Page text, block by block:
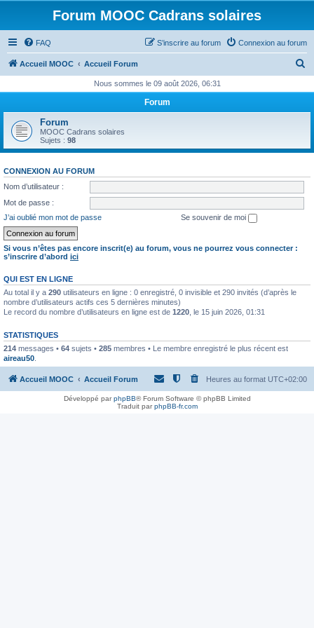
Forum MOOC Cadrans solaires
FAQ Connexion au forum
S’inscrire au forum
Accueil MOOC Accueil Forum
h
r
Nous sommes le 09 août 2026, 06:31
Forum
Forum
MOOC Cadrans solaires
Sujets : 98
CONNEXION AU FORUM
Nom d’utilisateur :
Mot de passe :
J’ai oublié mon mot de passe
Se souvenir de moi
Si vous n’êtes pas encore inscrit(e) au forum, vous ne pourrez vous connecter :
s’inscrire d’abord ici
QUI EST EN LIGNE
Au total il y a 290 utilisateurs en ligne : 0 enregistré, 0 invisible et 290 invités (d’après le
nombre d’utilisateurs actifs ces 5 dernières minutes)
Le record du nombre d’utilisateurs en ligne est de 1220 , le 15 juin 2026, 01:31
STATISTIQUES
214 messages • 64 sujets • 285 membres • Le membre enregistré le plus récent est
aireau50
Accueil MOOC Accueil Forum Heures au format UTC+02:00
Développé parphpBB® Forum Software © phpBB Limited
Traduit parphpBB-fr.com